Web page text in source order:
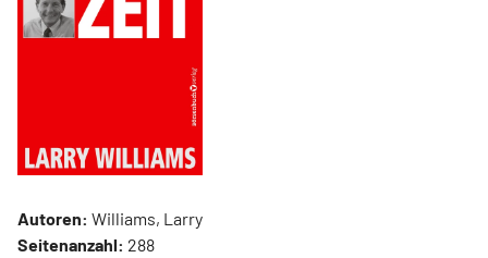
Autoren: Williams, Larry
Seitenanzahl: 288